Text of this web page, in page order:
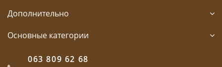
Дополнительно
Основные категории
063 809 62 68